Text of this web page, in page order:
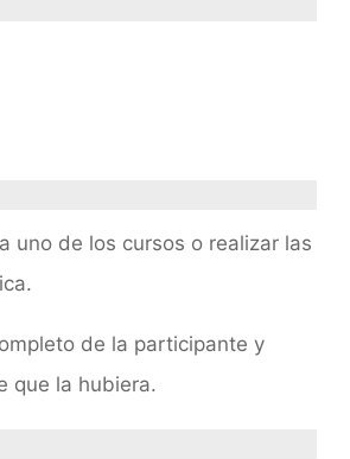
uno de los cursos o realizar las
de la participante y
que la hubiera.